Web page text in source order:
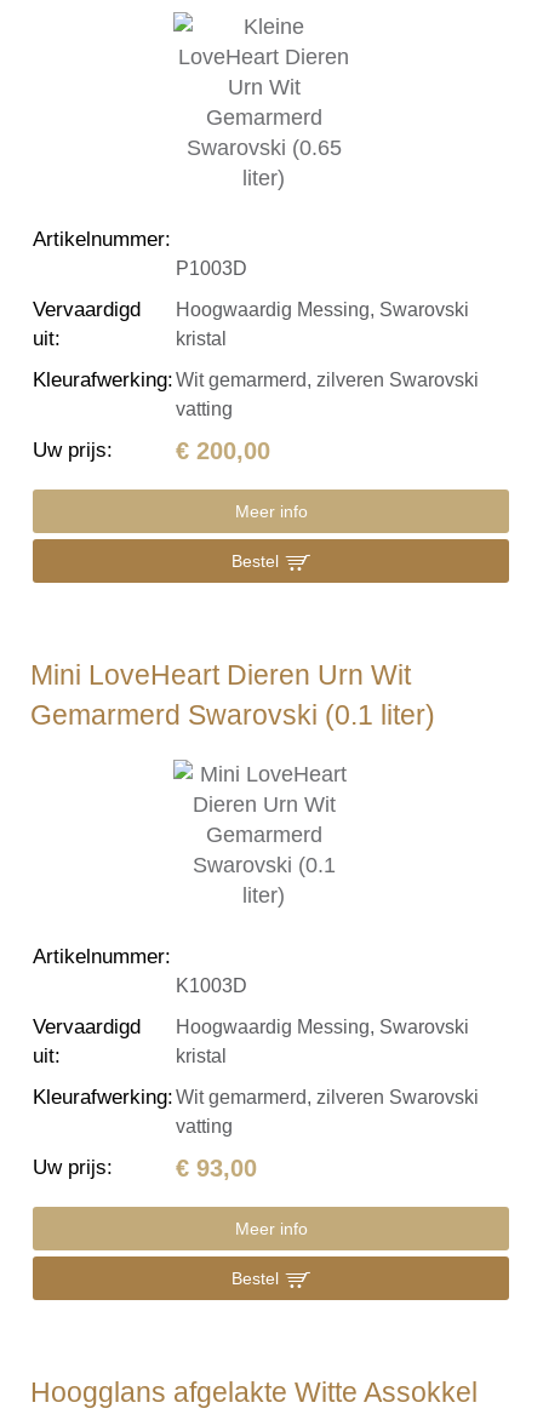
Artikelnummer:
P1003D
Vervaardigd
uit:
Hoogwaardig Messing, Swarovski
kristal
Kleurafwerking:Wit gemarmerd, zilveren Swarovski
vatting
Uw prijs: € 200,00
Meer info
Bestel
Mini LoveHeart Dieren Urn Wit
Gemarmerd Swarovski (0.1 liter)
Artikelnummer:
K1003D
Vervaardigd
uit:
Hoogwaardig Messing, Swarovski
kristal
Kleurafwerking:Wit gemarmerd, zilveren Swarovski
vatting
Uw prijs: € 93,00
Meer info
Bestel
Hoogglans afgelakte Witte Assokkel